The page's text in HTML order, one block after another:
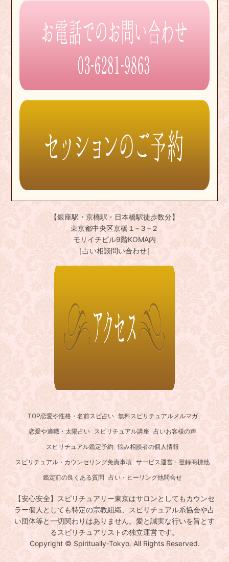
【銀座駅・京橋駅・日本橋駅徒歩数分】
東京都中央区京橋１−３−２
モリイチビル9階KOMA内
［占い相談問い合わせ］
TOP恋愛や性格・名前スピ占い 無料スピリチュアルメルマガ
恋愛や適職・太陽占い
スピリチュアル講座 占いお客様の声
スピリチュアル鑑定予約 悩み相談者の個人情報
スピリチュアル・カウンセリング免責事項 サービス運営・登録商標他
鑑定前の良くある質問 占い・ヒーリング他問合せ
【安心安全】スピリチュアリー東京はサロンとしてもカウンセ
ラー個人としても特定の宗教組織、スピリチュアル系協会や占
い団体等と一切関わりはありません。愛と誠実な行いを旨とす
るスピリチュアリストの独立運営です。
Copyright © Spiritually-Tokyo. All Rights Reserved.